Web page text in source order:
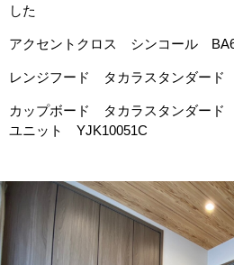
した
アクセントクロス シンコール
レンジフード タカラスタンダー
カップボード タカラスタンダー
ユニット YJK10051C